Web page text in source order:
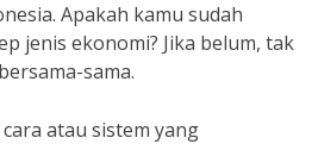
Apakah kamu sudah
jenis ekonomi? Jika belum, tak
sama.
atau sistem yang